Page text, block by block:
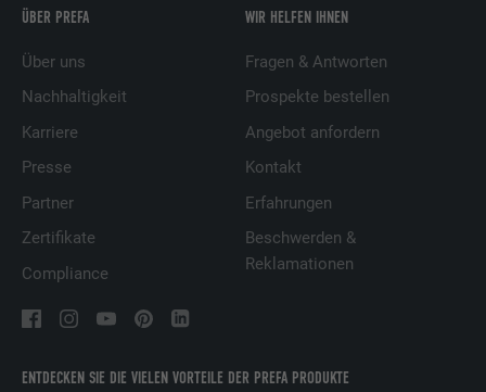
ENTDECKEN SIE DIE VIELEN VORTEILE DER PREFA PRODUKTE
ÜBER PREFA
Über uns
Nachhaltigkeit
Karriere
Presse
Partner
Zertifikate
Compliance
WIR HELFEN IHNEN
Fragen & Antworten
Prospekte bestellen
Angebot anfordern
Kontakt
Erfahrungen
Beschwerden &
Reklamationen